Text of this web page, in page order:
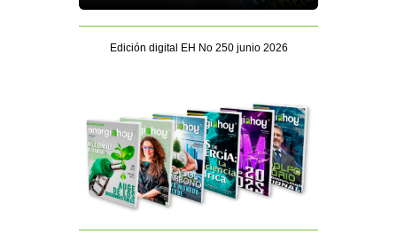
Edición digital EH No 250 junio 2026